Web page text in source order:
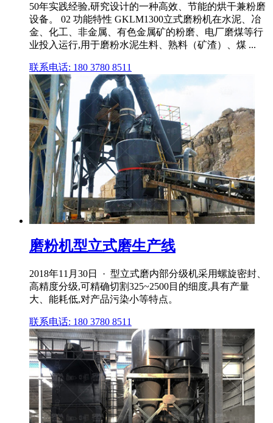
50年实践经验,研究设计的一种高效、节能的烘干兼粉磨
设备。 02 功能特性 GKLM1300立式磨粉机在水泥、冶
金、化工、非金属、有色金属矿的粉磨、电厂磨煤等行
业投入运行,用于磨粉水泥生料、熟料（矿渣）、煤 ...
联系电话: 180 3780 8511
磨粉机型立式磨生产线
2018年11月30日 · 型立式磨内部分级机采用螺旋密封、
高精度分级,可精确切割325~2500目的细度,具有产量
大、能耗低,对产品污染小等特点。
联系电话: 180 3780 8511